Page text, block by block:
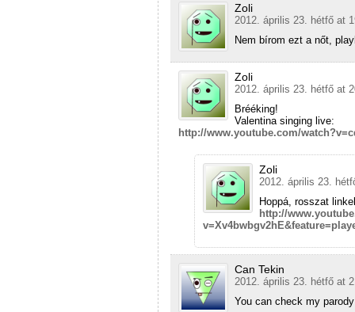
Zoli
2012. április 23. hétfő at
Nem bírom ezt a nőt,
Zoli
2012. április 23. hétfő at
Brééking!
Valentina singing live:
http://www.youtube.com/
Zoli
2012. április 23.
Hoppá, rosszat
http://
Can Tekin
2012. április 23. hétfő at
You can check my